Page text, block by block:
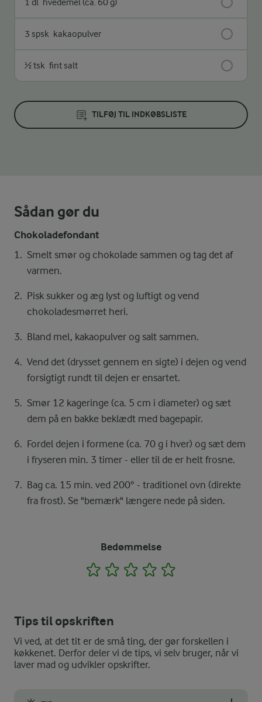
1 dl hvedemel (ca. 60 g)
3 spsk kakaopulver
½ tsk fint salt
TILFØJ TIL INDKØBSLISTE
Sådan gør du
Chokoladefondant
Smelt smør og chokolade sammen og tag det af
varmen.
Pisk sukker og æg lyst og luftigt og vend
chokoladesmørret heri.
Bland mel, kakaopulver og salt sammen.
Vend det (drysset gennem en sigte) i dejen og vend
forsigtigt rundt til dejen er ensartet.
Smør 12 kageringe (ca. 5 cm i diameter) og sæt
dem på en bakke beklædt med bagepapir.
Fordel dejen i formene (ca. 70 g i hver) og sæt dem
i fryseren min. 3 timer - eller til de er helt frosne.
Bag ca. 15 min. ved 200° - traditionel ovn (direkte
fra frost). Se "bemærk" længere nede på siden.
Bedømmelse
1 2 3 4
Tips til opskriften
Vi ved, at det tit er de små ting, der gør forskellen i
køkkenet. Derfor deler vi de tips, vi selv bruger, når vi
laver mad og udvikler opskrifter.